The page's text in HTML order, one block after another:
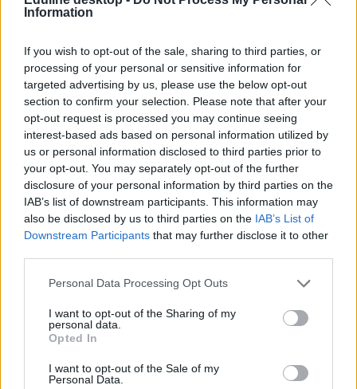
Information
If you wish to opt-out of the sale, sharing to third parties, or
processing of your personal or sensitive information for
targeted advertising by us, please use the below opt-out
section to confirm your selection. Please note that after your
opt-out request is processed you may continue seeing
interest-based ads based on personal information utilized by
us or personal information disclosed to third parties prior to
your opt-out. You may separately opt-out of the further
disclosure of your personal information by third parties on the
IAB’s list of downstream participants. This information may
also be disclosed by us to third parties on the IAB’s List of
Downstream Participants that may further disclose it to other
Personal Data Processing Opt Outs
I want to opt-out of the Sharing of my
personal data.
Opted In
I want to opt-out of the Sale of my
Personal Data.
sztrájk
pedagógus sztrájk
tanári sztrájk
Kölcsey Ferenc Gimnázium
polgári engedetlenség
sztrájk rendelet
pedagógus sztrájk január 31
engedetlenség